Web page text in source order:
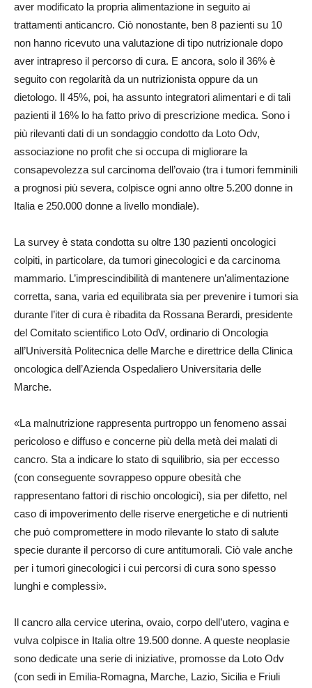
aver modificato la propria alimentazione in seguito ai
trattamenti anticancro. Ciò nonostante, ben 8 pazienti su 10
non hanno ricevuto una valutazione di tipo nutrizionale dopo
aver intrapreso il percorso di cura. E ancora, solo il 36% è
seguito con regolarità da un nutrizionista oppure da un
dietologo. Il 45%, poi, ha assunto integratori alimentari e di tali
pazienti il 16% lo ha fatto privo di prescrizione medica. Sono i
più rilevanti dati di un sondaggio condotto da Loto Odv,
associazione no profit che si occupa di migliorare la
consapevolezza sul carcinoma dell’ovaio (tra i tumori femminili
a prognosi più severa, colpisce ogni anno oltre 5.200 donne in
Italia e 250.000 donne a livello mondiale).
La survey è stata condotta su oltre 130 pazienti oncologici
colpiti, in particolare, da tumori ginecologici e da carcinoma
mammario. L’imprescindibilità di mantenere un’alimentazione
corretta, sana, varia ed equilibrata sia per prevenire i tumori sia
durante l’iter di cura è ribadita da Rossana Berardi, presidente
del Comitato scientifico Loto OdV, ordinario di Oncologia
all’Università Politecnica delle Marche e direttrice della Clinica
oncologica dell’Azienda Ospedaliero Universitaria delle
Marche.
«La malnutrizione rappresenta purtroppo un fenomeno assai
pericoloso e diffuso e concerne più della metà dei malati di
cancro. Sta a indicare lo stato di squilibrio, sia per eccesso
(con conseguente sovrappeso oppure obesità che
rappresentano fattori di rischio oncologici), sia per difetto, nel
caso di impoverimento delle riserve energetiche e di nutrienti
che può compromettere in modo rilevante lo stato di salute
specie durante il percorso di cure antitumorali. Ciò vale anche
per i tumori ginecologici i cui percorsi di cura sono spesso
lunghi e complessi».
Il cancro alla cervice uterina, ovaio, corpo dell’utero, vagina e
vulva colpisce in Italia oltre 19.500 donne. A queste neoplasie
sono dedicate una serie di iniziative, promosse da Loto Odv
(con sedi in Emilia-Romagna, Marche, Lazio, Sicilia e Friuli